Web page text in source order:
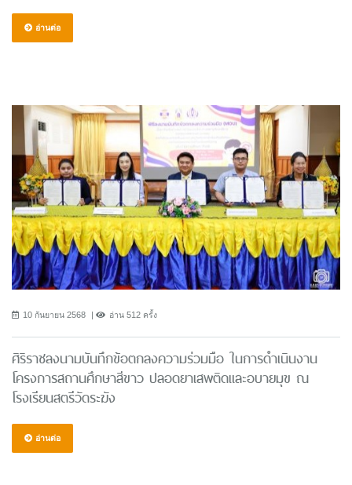
อ่านต่อ
10 กันยายน 2568 อ่าน 512 ครั้ง
ศิริราชลงนามบันทึกข้อตกลงความร่วมมือ ในการดำเนินงาน
โครงการสถานศึกษาสีขาว ปลอดยาเสพติดและอบายมุข ณ
โรงเรียนสตรีวัดระฆัง
อ่านต่อ